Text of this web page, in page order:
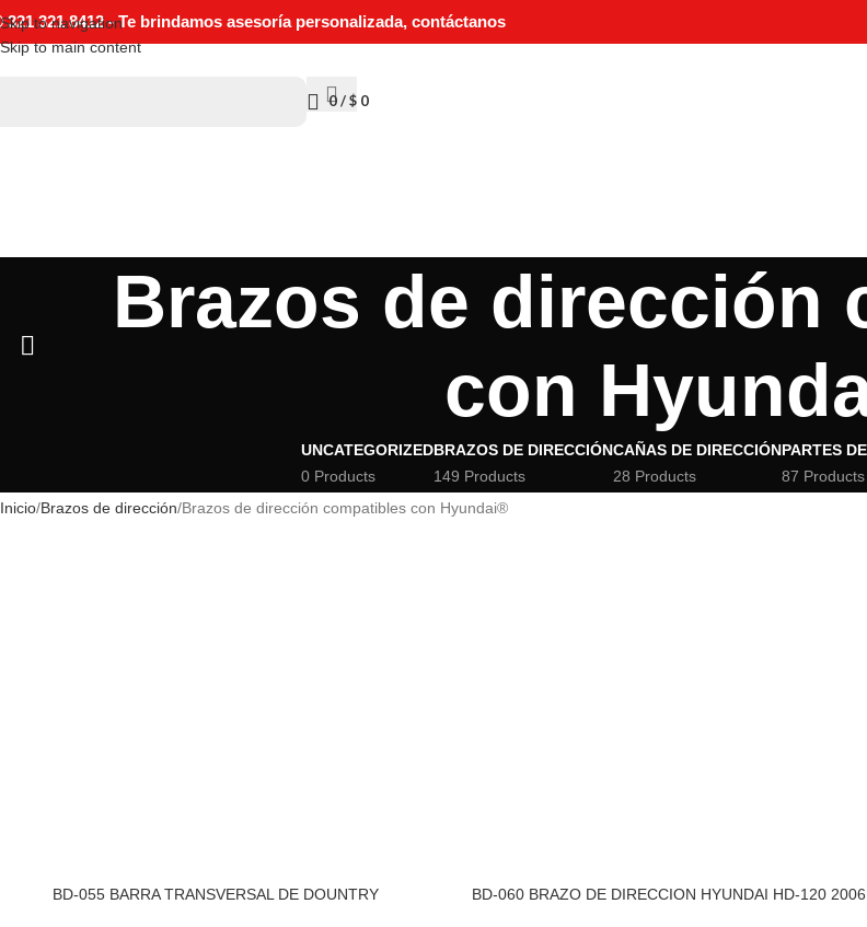
Skip to navigation
Skip to main content
321 321 8412 - Te brindamos asesoría personalizada, contáctanos
0/$ 0
Brazos de dirección
con
UNCATEGORIZED
0 Products
BRAZOS DE DIRECCIÓN
149 Products
CAÑAS DE DIRECCIÓN
28 Products
PARTES
87 Products
Inicio Brazos de dirección Brazos de dirección compatibles con Hyundai®
BD-055 BARRA TRANSVERSAL DE DOUNTRY BD-060 BRAZO DE DIRECCION HYUNDAI HD-120 2006